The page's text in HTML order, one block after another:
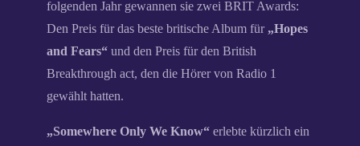
folgenden Jahr gewannen sie zwei BRIT Awards:
Den Preis für das beste britische Album für „Hopes
and Fears“ und den Preis für den British
Breakthrough act, den die Hörer von Radio 1
gewählt hatten.
„Somewhere Only We Know“ erlebte kürzlich ein